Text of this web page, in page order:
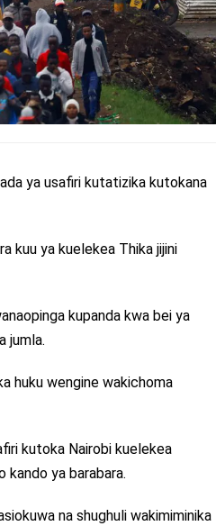
ya usafiri kutatizika kutokana
kuu ya kuelekea Thika jijini
kupanda kwa bei ya
jumla.
huku wengine wakichoma
kutoka Nairobi kuelekea
kando ya barabara.
na shughuli wakimiminika